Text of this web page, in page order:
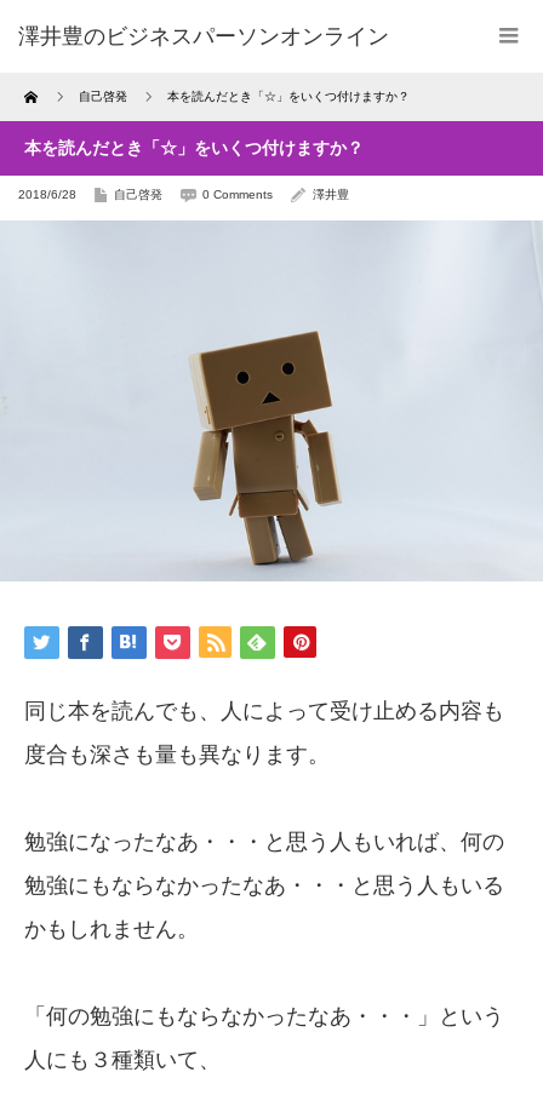
澤井豊のビジネスパーソンオンライン
Home 自己啓発 本を読んだとき「☆」をいくつ付けますか？
本を読んだとき「☆」をいくつ付けますか？
2018/6/28 自己啓発 0 Comments 澤井豊
同じ本を読んでも、人によって受け止める内容も
度合も深さも量も異なります。
勉強になったなあ・・・と思う人もいれば、何の
勉強にもならなかったなあ・・・と思う人もいる
かもしれません。
「何の勉強にもならなかったなあ・・・」という
人にも３種類いて、